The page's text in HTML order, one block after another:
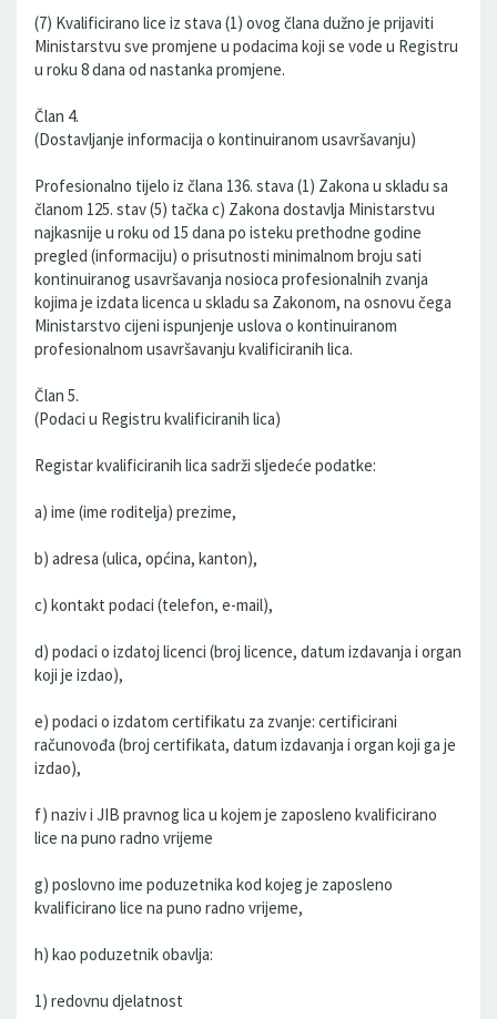
(7) Kvalificirano lice iz stava (1) ovog člana dužno je prijaviti
Ministarstvu sve promjene u podacima koji se vode u Registru
u roku 8 dana od nastanka promjene.
Član 4.
(Dostavljanje informacija o kontinuiranom usavršavanju)
Profesionalno tijelo iz člana 136. stava (1) Zakona u skladu sa
članom 125. stav (5) tačka c) Zakona dostavlja Ministarstvu
najkasnije u roku od 15 dana po isteku prethodne godine
pregled (informaciju) o prisutnosti minimalnom broju sati
kontinuiranog usavršavanja nosioca profesionalnih zvanja
kojima je izdata licenca u skladu sa Zakonom, na osnovu čega
Ministarstvo cijeni ispunjenje uslova o kontinuiranom
profesionalnom usavršavanju kvalificiranih lica.
Član 5.
(Podaci u Registru kvalificiranih lica)
Registar kvalificiranih lica sadrži sljedeće podatke:
a) ime (ime roditelja) prezime,
b) adresa (ulica, općina, kanton),
c) kontakt podaci (telefon, e-mail),
d) podaci o izdatoj licenci (broj licence, datum izdavanja i organ
koji je izdao),
e) podaci o izdatom certifikatu za zvanje: certificirani
računovođa (broj certifikata, datum izdavanja i organ koji ga je
izdao),
f) naziv i JIB pravnog lica u kojem je zaposleno kvalificirano
lice na puno radno vrijeme
g) poslovno ime poduzetnika kod kojeg je zaposleno
kvalificirano lice na puno radno vrijeme,
h) kao poduzetnik obavlja:
1) redovnu djelatnost